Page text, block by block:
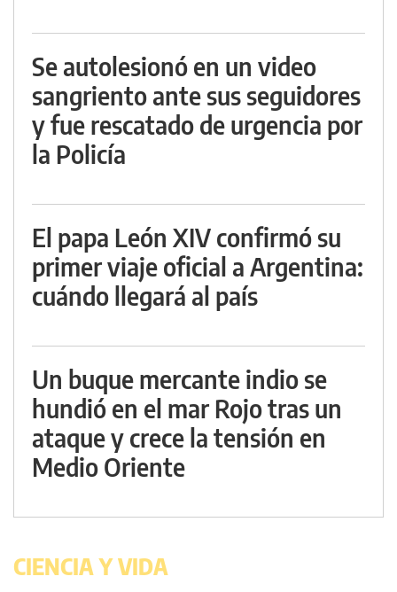
Se autolesionó en un video
sangriento ante sus seguidores
y fue rescatado de urgencia por
la Policía
El papa León XIV confirmó su
primer viaje oficial a Argentina:
cuándo llegará al país
Un buque mercante indio se
hundió en el mar Rojo tras un
ataque y crece la tensión en
Medio Oriente
CIENCIA Y VIDA